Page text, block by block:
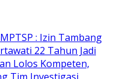
: Izin Tambang
22 Tahun Jadi
Lolos Kompeten,